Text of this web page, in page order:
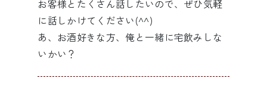
お客様とたくさん話したいので、ぜひ気軽
に話しかけてください(^^)
あ、お酒好きな方、俺と一緒に宅飲みしな
いかい？